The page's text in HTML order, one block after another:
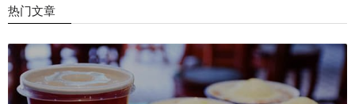
热门文章